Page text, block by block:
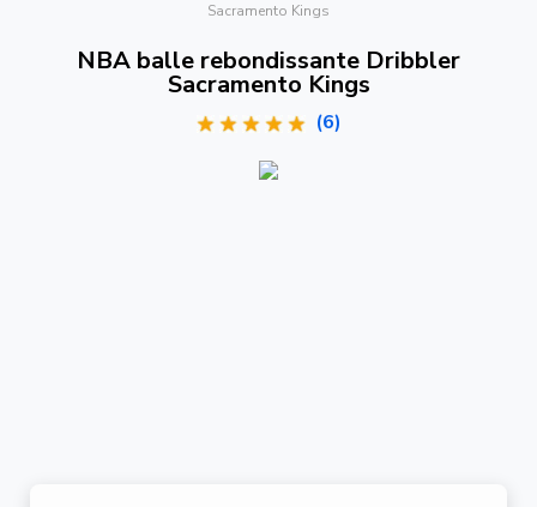
Sacramento Kings
NBA balle rebondissante Dribbler
Sacramento Kings
(6)